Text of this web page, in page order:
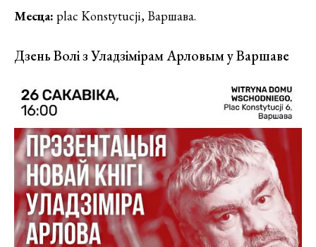
Месца: plac Konstytucji, Варшава.
Дзень Волі з Уладзімірам Арловым у Варшаве